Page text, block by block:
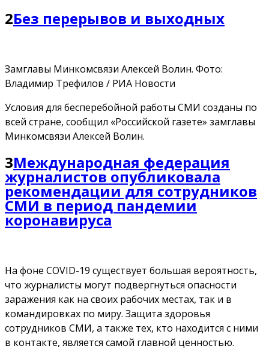
2Без перерывов и выходных
Замглавы Минкомсвязи Алексей Волин. Фото:
Владимир Трефилов / РИА Новости
Условия для бесперебойной работы СМИ созданы по
всей стране, сообщил «Российской газете» замглавы
Минкомсвязи Алексей Волин.
3Международная федерация
журналистов опубликовала
рекомендации для сотрудников
СМИ в период пандемии
коронавируса
На фоне COVID-19 существует большая вероятность,
что журналисты могут подвергнуться опасности
заражения как на своих рабочих местах, так и в
командировках по миру. Защита здоровья
сотрудников СМИ, а также тех, кто находится с ними
в контакте, является самой главной ценностью.